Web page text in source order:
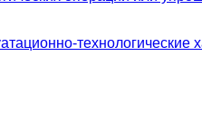
технологические